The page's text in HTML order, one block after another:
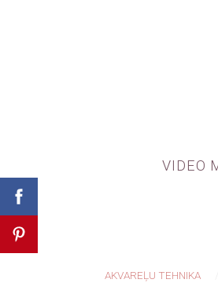
VIDEO
AKVAREĻU TEHNIKA